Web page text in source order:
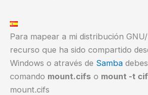
Para mapear a mi distribución
recurso que ha sido compartido
Windows o através de Samba
comando mount.cifs o mount -t
mount.cifs